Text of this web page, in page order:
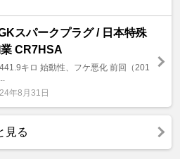
スパークプラグ / 日本特殊
業 CR7HSA
キロ 始動性、フケ悪化 前回（201
年8月31日
見る